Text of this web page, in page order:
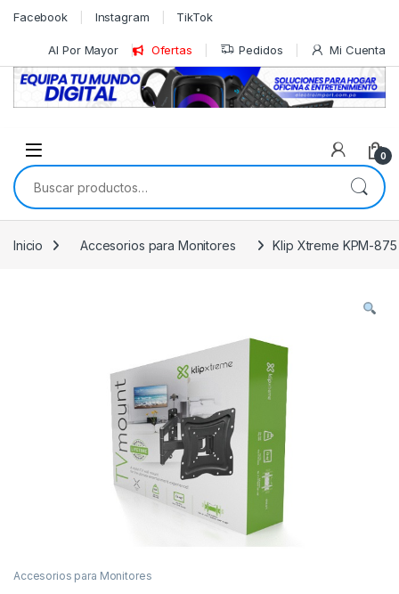
Skip to navigation
Skip to content
Facebook Instagram TikTok
Al Por Mayor Ofertas Pedidos Mi Cuenta
0
Buscar por:
Inicio Accesorios para Monitores Klip Xtreme KPM-
Accesorios para Monitores